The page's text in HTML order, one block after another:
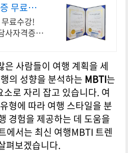
무료수
석법
료수강!
사자격증
사람들이 여행 계획을 세
의 성향을 분석하는 MBTI는
로 자리 잡고 있습니다. 여
형에 따라 여행 스타일을 분
경험을 제공하는 데 도움을
에서는 최신 여행MBTI 트렌
펴보겠습니다.